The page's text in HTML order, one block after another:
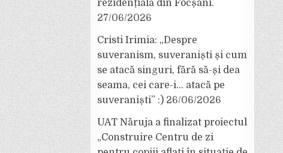
rezidențială din Focșani.
27/06/2026
Cristi Irimia: „Despre
suveranism, suveraniști și cum
se atacă singuri, fără să-și dea
seama, cei care-i… atacă pe
suveraniști” :) 26/06/2026
UAT Năruja a finalizat proiectul
„Construire Centru de zi